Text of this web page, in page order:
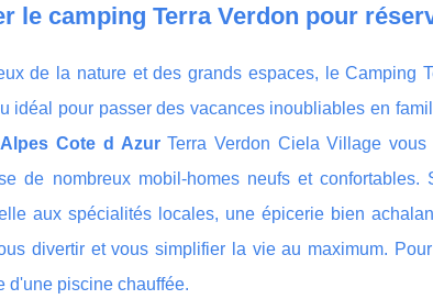
le camping Terra Verdon pour
de la nature et des grands espaces, le Camping
idéal pour passer des vacances inoubliables en
Cote d AzurTerra Verdon Ciela Village vous
de nombreux mobil-homes neufs et
aux spécialités locales, une épicerie bien
divertir et vous simplifier la vie au maximum.
d'une piscine chauffée.